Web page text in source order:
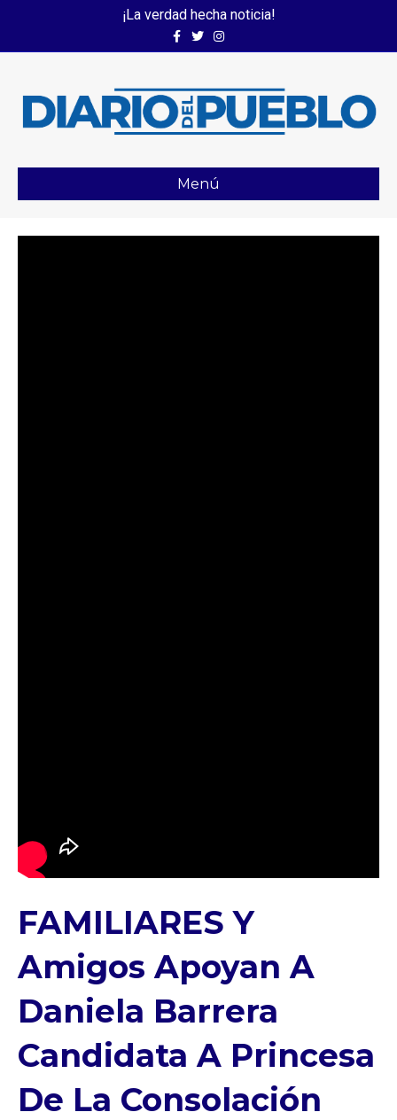
¡La verdad hecha noticia!
FacebookTwitterInstagram
Menú
FAMILIARES Y
Amigos Apoyan A
Daniela Barrera
Candidata A Princesa
De La Consolación